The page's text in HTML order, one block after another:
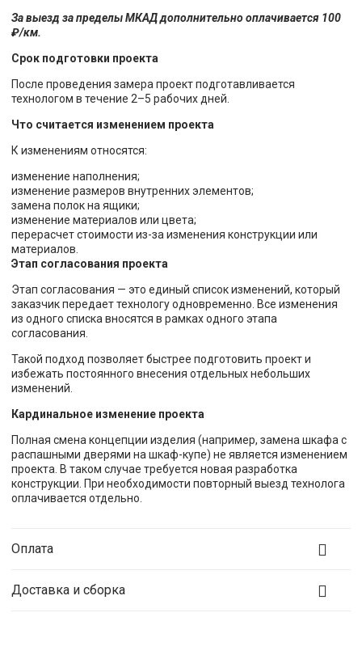
За выезд за пределы МКАД дополнительно оплачивается 100
₽/км.
Срок подготовки проекта
После проведения замера проект подготавливается
технологом в течение 2–5 рабочих дней.
Что считается изменением проекта
К изменениям относятся:
изменение наполнения;
изменение размеров внутренних элементов;
замена полок на ящики;
изменение материалов или цвета;
перерасчет стоимости из-за изменения конструкции или
материалов.
Этап согласования проекта
Этап согласования — это единый список изменений, который
заказчик передает технологу одновременно. Все изменения
из одного списка вносятся в рамках одного этапа
согласования.
Такой подход позволяет быстрее подготовить проект и
избежать постоянного внесения отдельных небольших
изменений.
Кардинальное изменение проекта
Полная смена концепции изделия (например, замена шкафа с
распашными дверями на шкаф-купе) не является изменением
проекта. В таком случае требуется новая разработка
конструкции. При необходимости повторный выезд технолога
оплачивается отдельно.
Оплата
Доставка и сборка